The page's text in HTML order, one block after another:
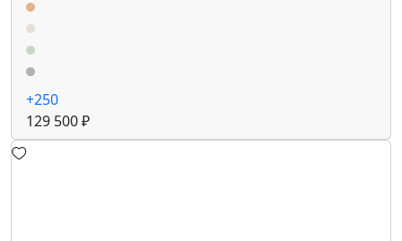
+250
129 500 ₽